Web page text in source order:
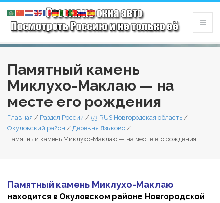
Памятный камень
Миклухо-Маклаю — на
месте его рождения
Главная / Раздел России / 53 RUS Новгородская область /
Окуловский район / Деревня Языково /
Памятный камень Миклухо-Маклаю — на месте его рождения
Памятный камень Миклухо-Маклаю
находится в Окуловском районе Новгородской